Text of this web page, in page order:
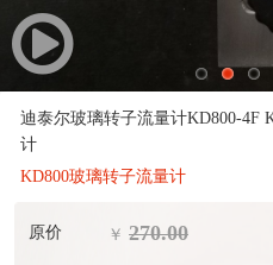
迪泰尔玻璃转子流量计KD800-4F
计
KD800玻璃转子流量计
原价 ￥ 270.00